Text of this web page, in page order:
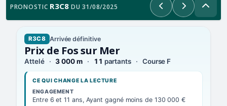
PRONOSTIC R3C8 DU 31/08/2025 PrécédentSuivant
R3C8 Arrivée définitive
Prix de Fos sur Mer
Attelé 3 000 m 11 partants Course F
CE QUI CHANGE LA LECTURE
ENGAGEMENT
Entre 6 et 11 ans, Ayant gagné moins de 130 000 €